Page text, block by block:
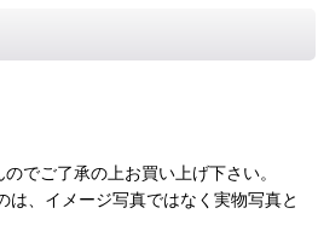
でご了承の上お買い上げ下さい。
、イメージ写真ではなく実物写真と